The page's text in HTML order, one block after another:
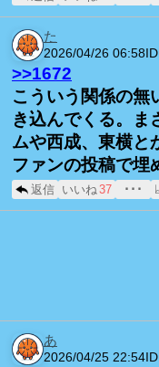
た
2026/04/26 06:58
>>1672
こういう関係の無
き込んでくる。ま
ムや西成、東横と
ファンの投稿で埋
返信 いいね37 ･･･
あ
2026/04/25 22:54